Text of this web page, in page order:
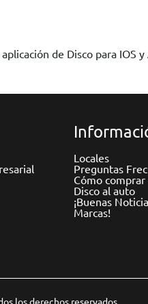
aplicación de Disco para IOS
Locales
Preguntas
Cómo comprar
Disco al auto
¡Buenas
Marcas!
los derechos reservados